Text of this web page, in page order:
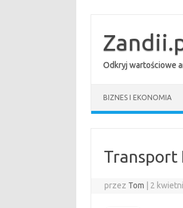
treści
Odkryj wartościowe
BIZNES I EKONOMIA
Transport
przez Tom 2